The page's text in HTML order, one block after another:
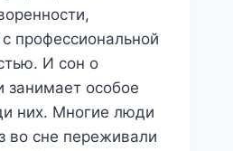
профессиональной
И сон о
занимает особое
них. Многие люди
во сне переживали